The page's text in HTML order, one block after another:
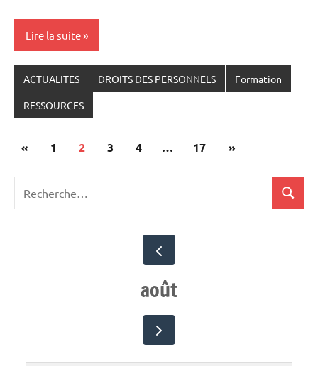
Lire la suite
ACTUALITES DROITS DES PERSONNELS Formation
RESSOURCES
Pagination
publications
«Publications
1 2 3 4 … 17
Articles
»
pour
août